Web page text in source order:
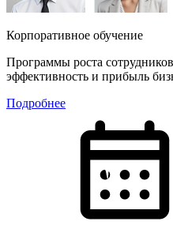
Корпоративное обучение
Программы роста
эффективность и прибыль
Подробнее